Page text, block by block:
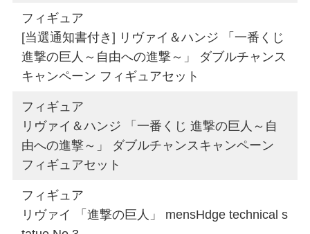
フィギュア
[当選通知書付き] リヴァイ＆ハンジ 「一番くじ
進撃の巨人～自由への進撃～」 ダブルチャンス
キャンペーン フィギュアセット
フィギュア
リヴァイ＆ハンジ 「一番くじ 進撃の巨人～自
由への進撃～」 ダブルチャンスキャンペーン
フィギュアセット
フィギュア
リヴァイ 「進撃の巨人」 mensHdge technical s